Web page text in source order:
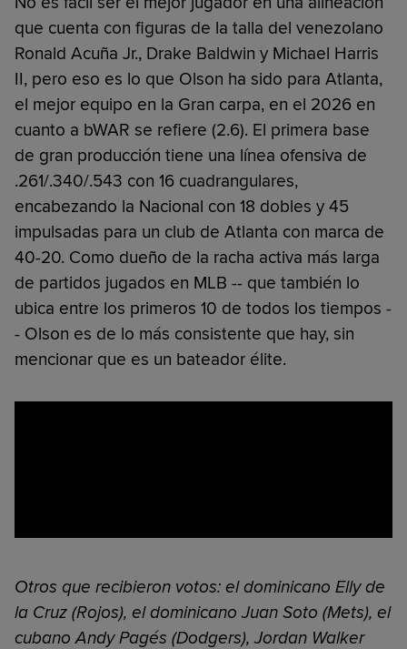
que cuenta con figuras de la talla del venezolano
Ronald Acuña Jr., Drake Baldwin y Michael Harris
II, pero eso es lo que Olson ha sido para Atlanta,
el mejor equipo en la Gran carpa, en el 2026 en
cuanto a bWAR se refiere (2.6). El primera base
de gran producción tiene una línea ofensiva de
.261/.340/.543 con 16 cuadrangulares,
encabezando la Nacional con 18 dobles y 45
impulsadas para un club de Atlanta con marca de
40-20. Como dueño de la racha activa más larga
de partidos jugados en MLB -- que también lo
ubica entre los primeros 10 de todos los tiempos -
- Olson es de lo más consistente que hay, sin
mencionar que es un bateador élite.
Otros que recibieron votos: el dominicano Elly de
la Cruz (Rojos), el dominicano Juan Soto (Mets), el
cubano Andy Pagés (Dodgers), Jordan Walker